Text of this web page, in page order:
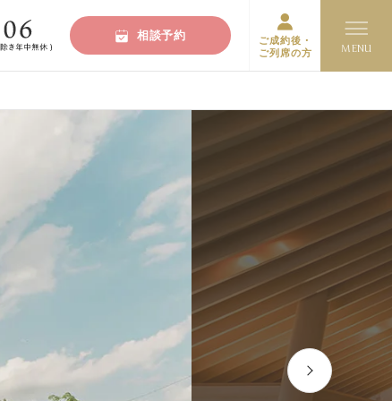
相談予約
ご成約後・
ご列席の方